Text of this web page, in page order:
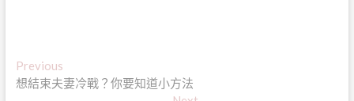
文
章
PreviousPrevious
post:
想結束夫妻冷戰？你要知道小方法